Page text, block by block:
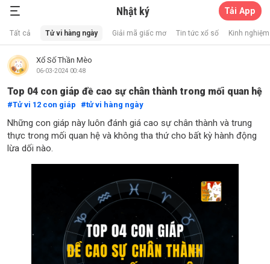
Nhật ký Tải App
Tất cả Tử vi hàng ngày Giải mã giấc mơ Tin tức xổ số Kinh
Xổ Số Thần Mèo
06-03-2024 00:48
Top 04 con giáp đề cao sự chân thành trong mối quan hệ
Tử vi 12 con giáp tử vi hàng ngày
Những con giáp này luôn đánh giá cao sự chân thành và trung
thực trong mối quan hệ và không tha thứ cho bất kỳ hành động
lừa dối nào.